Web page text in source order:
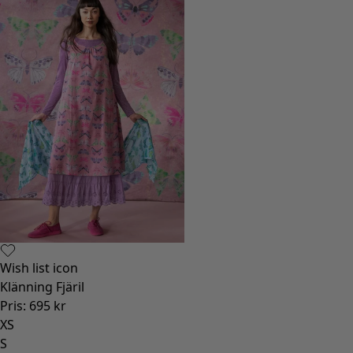
Wish list icon
Klänning Fjäril
Pris: 695 kr
XS
S